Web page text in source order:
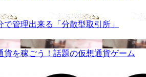
で管理出来る「分散型取引所」
貨を稼ごう！話題の仮想通貨ゲーム